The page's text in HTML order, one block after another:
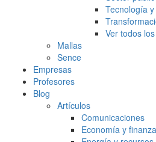
Tecnología
Ver todos
Mallas
Sence
Empresas
Profesores
Blog
Artículos
Comunicaciones
Economía y